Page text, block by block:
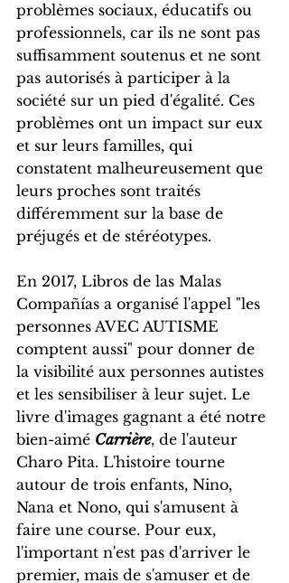
problèmes sociaux, éducatifs ou
professionnels, car ils ne sont pas
suffisamment soutenus et ne sont
pas autorisés à participer à la
société sur un pied d'égalité. Ces
problèmes ont un impact sur eux
et sur leurs familles, qui
constatent malheureusement que
leurs proches sont traités
différemment sur la base de
préjugés et de stéréotypes.
En 2017, Libros de las Malas
Compañías a organisé l'appel "les
personnes AVEC AUTISME
comptent aussi" pour donner de
la visibilité aux personnes autistes
et les sensibiliser à leur sujet. Le
livre d'images gagnant a été notre
bien-aimé Carrière, de l'auteur
Charo Pita. L'histoire tourne
autour de trois enfants, Nino,
Nana et Nono, qui s'amusent à
faire une course. Pour eux,
l'important n'est pas d'arriver le
premier, mais de s'amuser et de